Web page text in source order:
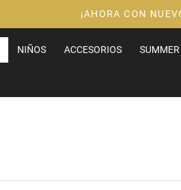
¡AHORA CON
NIÑOS ACCESORIOS